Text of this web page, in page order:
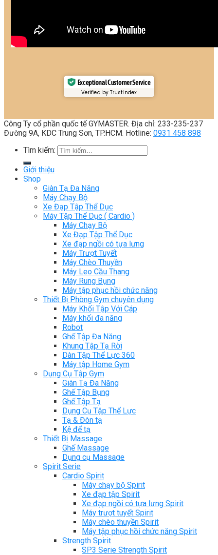
Exceptional Customer Service
Verified by Trustindex
Công Ty cổ phần quốc tế GYMASTER. Địa chỉ: 233-235-237
Đường 9A, KDC Trung Sơn, TP.HCM. Hotline: 0931 458 898
Tìm kiếm:
Giới thiệu
Shop
Giàn Tạ Đa Năng
Máy Chạy Bộ
Xe Đạp Tập Thể Dục
Máy Tập Thể Dục ( Cardio )
Máy Chạy Bộ
Xe Đạp Tập Thể Dục
Xe đạp ngồi có tựa lưng
Máy Trượt Tuyết
Máy Chèo Thuyền
Máy Leo Cầu Thang
Máy Rung Bụng
Máy tập phục hồi chức năng
Thiết Bị Phòng Gym chuyên dụng
Máy Khối Tập Với Cáp
Máy khối đa năng
Robot
Ghế Tập Đa Năng
Khung Tập Tạ Rời
Dàn Tập Thể Lực 360
Máy tập Home Gym
Dụng Cụ Tập Gym
Giàn Tạ Đa Năng
Ghế Tập Bụng
Ghế Tập Tạ
Dụng Cụ Tập Thể Lực
Tạ & Đòn tạ
Kệ để tạ
Thiết Bị Massage
Ghế Massage
Dụng cụ Massage
Spirit Serie
Cardio Spirit
Máy chạy bộ Spirit
Xe đạp tập Spirit
Xe đạp ngồi có tựa lưng Spirit
Máy trượt tuyết Spirit
Máy chèo thuyền Spirit
Máy tập phục hồi chức năng Spirit
Strength Spirit
SP3 Serie Strength Spirit